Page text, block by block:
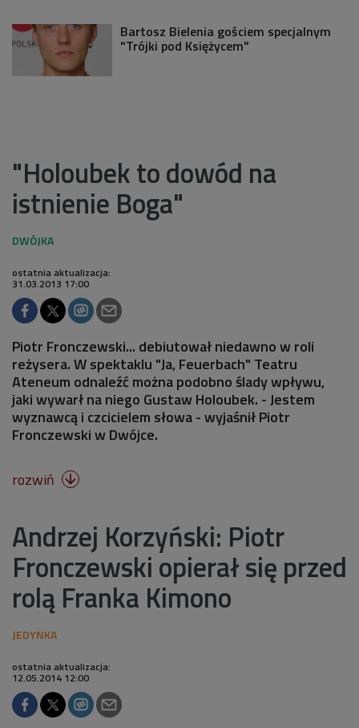
Bartosz Bielenia gościem specjalnym
"Trójki pod Księżycem"
"Holoubek to dowód na
istnienie Boga"
ostatnia aktualizacja:
31.03.2013 17:00
Piotr Fronczewski... debiutował niedawno w roli
reżysera. W spektaklu "Ja, Feuerbach" Teatru
Ateneum odnaleźć można podobno ślady wpływu,
jaki wywarł na niego Gustaw Holoubek. - Jestem
wyznawcą i czcicielem słowa - wyjaśnił Piotr
Fronczewski w Dwójce.
rozwiń 
Andrzej Korzyński: Piotr
Fronczewski opierał się przed
rolą Franka Kimono
ostatnia aktualizacja:
12.05.2014 12:00